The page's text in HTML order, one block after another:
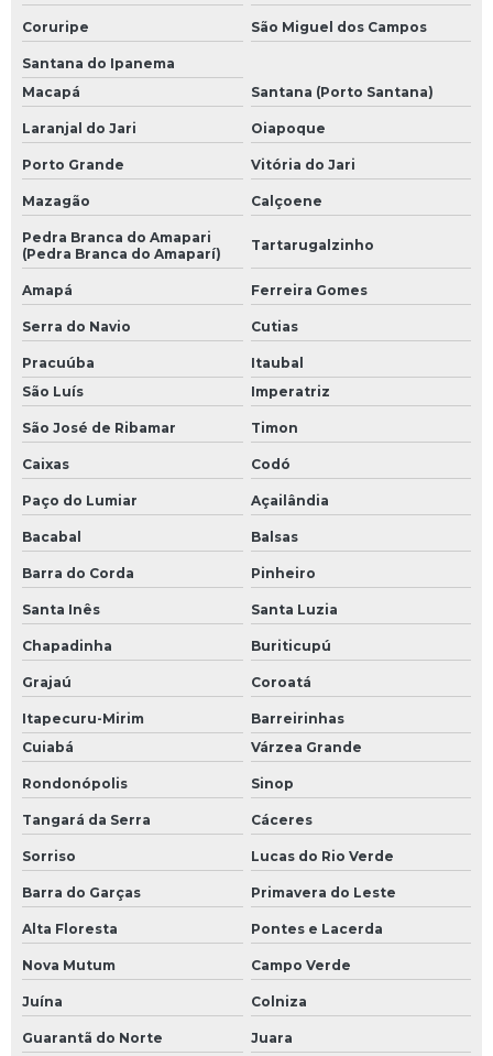
Coruripe São Miguel dos Campos
Santana do Ipanema
Macapá
Santana (Porto Santana)
Laranjal do Jari Oiapoque
Porto Grande Vitória do Jari
Mazagão Calçoene
Pedra Branca do Amapari
(Pedra Branca do Amaparí)
Tartarugalzinho
Amapá Ferreira Gomes
Serra do Navio Cutias
Pracuúba
Itaubal
São Luís
Imperatriz
São José de Ribamar Timon
Caixas Codó
Paço do Lumiar Açailândia
Bacabal Balsas
Barra do Corda Pinheiro
Santa Inês Santa Luzia
Chapadinha Buriticupú
Grajaú Coroatá
Itapecuru-Mirim
Barreirinhas
Cuiabá
Várzea Grande
Rondonópolis Sinop
Tangará da Serra Cáceres
Sorriso Lucas do Rio Verde
Barra do Garças Primavera do Leste
Alta Floresta Pontes e Lacerda
Nova Mutum Campo Verde
Juína Colniza
Guarantã do Norte Juara